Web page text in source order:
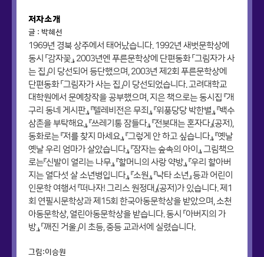
저자소개
글 : 박혜선
1969년 경북 상주에서 태어났습니다. 1992년 새벗문학상에
동시 「감자꽃」, 2003년엔 푸른문학상에 단편동화 「그림자가 사
는 집」이 당선되어 등단했으며, 2003년 제2회 푸른문학상에
단편동화 「그림자가 사는 집」이 당선되었습니다. 고려대학교
대학원에서 문예창작을 공부했으며, 지은 책으로는 동시집 『개
구리 동네 게시판』, 『텔레비전은 무죄』, 『위풍당당 박한별』, 『백수
삼촌을 부탁해요』, 『쓰레기통 잠들다』, 『전봇대는 혼자다』(공저),
동화로는 『저를 찾지 마세요』, 『그렇게 안 하고 싶습니다』, 『옛날
옛날 우리 엄마가 살았습니다』, 『잠자는 숲속의 아이』, 그림책으
로는『신발이 열리는 나무』, 『할머니의 사랑 약방』, 『우리 할아버
지는 열다섯 살 소년병입니다』, 『소원』, 『낙타 소년』 등과 어린이
인문학 여행서 『떠나자! 그리스 원정대』(공저)가 있습니다. 제1
회 연필시문학상과 제15회 한국아동문학상을 받았으며, 소천
아동문학상, 열린아동문학상을 받습니다. 동시 「아버지의 가
방」, 「깨진 거울」이 초등, 중등 교과서에 실렸습니다.
그림:이승원